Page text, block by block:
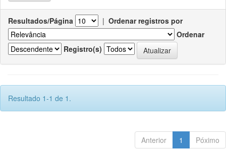
Resultados/Página | Ordenar registros por
Ordenar
Registro(s)
Resultado 1-1 de 1.
Anterior 1 Póximo